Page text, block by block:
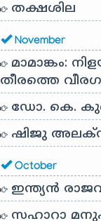
തക്ഷശില
November
മാമാങ്കം:
തീരത്തെ
ഡോ. കെ.
ഷിജു
October
ഇന്ത്യൻ
സഹാറാ